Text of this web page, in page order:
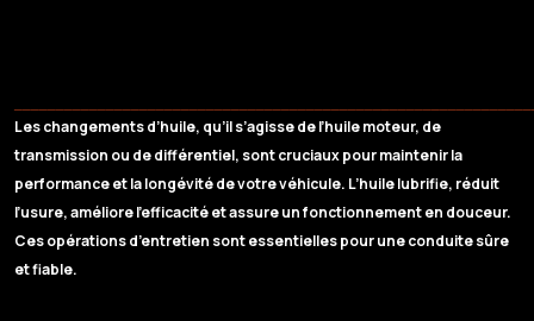
Les changements d’huile, qu’il s’agisse de l’huile moteur, de
transmission ou de différentiel, sont cruciaux pour maintenir la
performance et la longévité de votre véhicule. L’huile lubrifie, réduit
l’usure, améliore l’efficacité et assure un fonctionnement en douceur.
Ces opérations d’entretien sont essentielles pour une conduite sûre
et fiable.